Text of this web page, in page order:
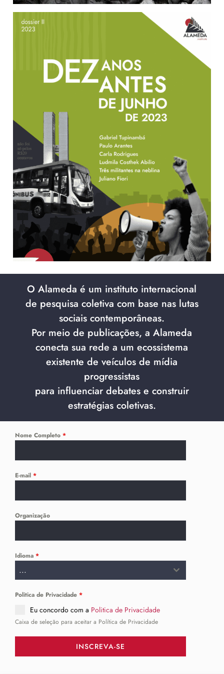
O Alameda é um instituto internacional
de pesquisa coletiva com base nas lutas
sociais contemporâneas.
Por meio de publicações, a Alameda
conecta sua rede a um ecossistema
existente de veículos de mídia
progressistas
para influenciar debates e construir
estratégias coletivas.
Nome Completo *
E-mail *
Organização
Idioma *
...
Politica de Privacidade *
Eu concordo com a Politica de Privacidade
Caixa de seleção para aceitar a Política de Privacidade
INSCREVA-SE